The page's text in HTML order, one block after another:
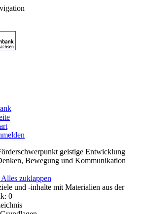
geistige Entwicklung
Bewegung und Kommunikation
Alles zuklappen
und -inhalte mit Materialien aus der
0